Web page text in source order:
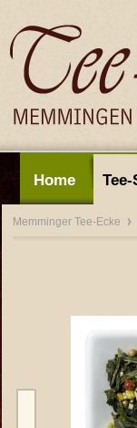
Home
Memminger Tee-Ecke